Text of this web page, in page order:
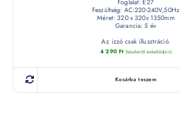
Foglalat: E27
Feszültség: AC:220-240V,50Hz
Méret: 320 x 320x 1350mm
Garancia: 5 év
Az izzó csak illusztráció.
4 290 Ft (készletről érdeklődjön)
Kosárba teszem